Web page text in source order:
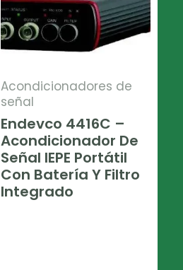
Acondicionadores de
señal
Endevco 4416C –
Acondicionador De
Señal IEPE Portátil
Con Batería Y Filtro
Integrado